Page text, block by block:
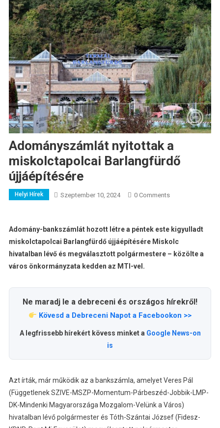
Adományszámlát nyitottak a
miskolctapolcai Barlangfürdő
újjáépítésére
Helyi Hírek Szeptember 10, 2024 0 Comments
Adomány-bankszámlát hozott létre a péntek este kigyulladt
miskolctapolcai Barlangfürdő újjáépítésére Miskolc
hivatalban lévő és megválasztott polgármestere – közölte a
város önkormányzata kedden az MTI-vel.
Ne maradj le a debreceni és országos hírekről!
Kövesd a Debreceni Napot a Facebookon >>
A legfrissebb hírekért kövess minket a Google News-on
is
Azt írták, már működik az a bankszámla, amelyet Veres Pál
(Függetlenek SZIVE-MSZP-Momentum-Párbeszéd-Jobbik-LMP-
DK-Mindenki Magyarországa Mozgalom-Velünk a Város)
hivatalban lévő polgármester és Tóth-Szántai József (Fidesz-